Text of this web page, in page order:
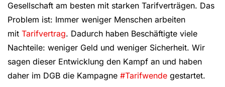
Gesellschaft am besten mit starken Tarifverträgen. Das
Problem ist: Immer weniger Menschen arbeiten
mit Tarifvertrag. Dadurch haben Beschäftigte viele
Nachteile: weniger Geld und weniger Sicherheit. Wir
sagen dieser Entwicklung den Kampf an und haben
daher im DGB die Kampagne #Tarifwende gestartet.